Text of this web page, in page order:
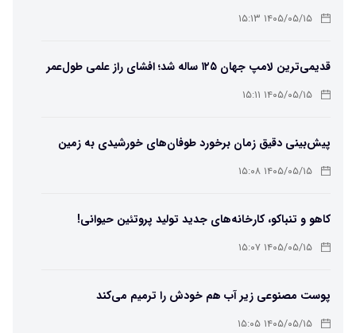
۱۴۰۵/۰۵/۱۵ ۱۵:۱۳
قدیمی‌ترین لامپ جهان ۱۲۵ ساله شد؛ افشای راز علمی طول‌عمر
لامپ سنتنیال
۱۴۰۵/۰۵/۱۵ ۱۵:۱۱
پیش‌بینی دقیق زمان برخورد طوفان‌های خورشیدی به زمین
ممکن شد
۱۴۰۵/۰۵/۱۵ ۱۵:۰۸
کاهو و تنباکو، کارخانه‌های جدید تولید پروتئین حیوانی!
۱۴۰۵/۰۵/۱۵ ۱۵:۰۷
پوست مصنوعی زیر آب هم خودش را ترمیم می‌کند
۱۴۰۵/۰۵/۱۵ ۱۵:۰۵